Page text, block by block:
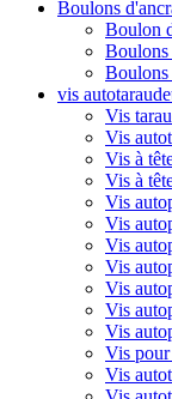
Boulons
Boulon
Boulons
Boulons
vis
Vis
Vis
Vis à
Vis à
Vis
Vis
Vis
Vis
Vis
Vis
Vis
Vis pour
Vis